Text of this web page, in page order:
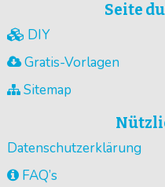
Seite
DIY
Gratis-Vorlagen
Sitemap
Datenschutzerklärung
FAQ’s